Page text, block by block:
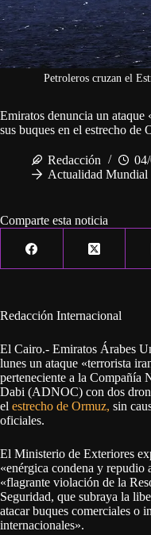
Petroleros cruzan el
Emiratos denuncia un
sus buques en el estrecho de
Redacción
Actualidad Mundial
Comparte esta noticia
Redacción Internacional
El Cairo.- Emiratos Árabes
lunes un ataque «terrorista
perteneciente a la Compañía
Dabi (ADNOC) con dos
el estrecho de Ormuz, sin
oficiales.
El Ministerio de Exteriores
«enérgica condena y repudio
«flagrante violación de la
Seguridad, que subraya la
atacar buques comerciales o
internacionales».